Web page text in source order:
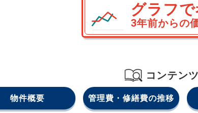
グラフで
3年前からの
コンテン
物件概要 管理費・修繕費の推移